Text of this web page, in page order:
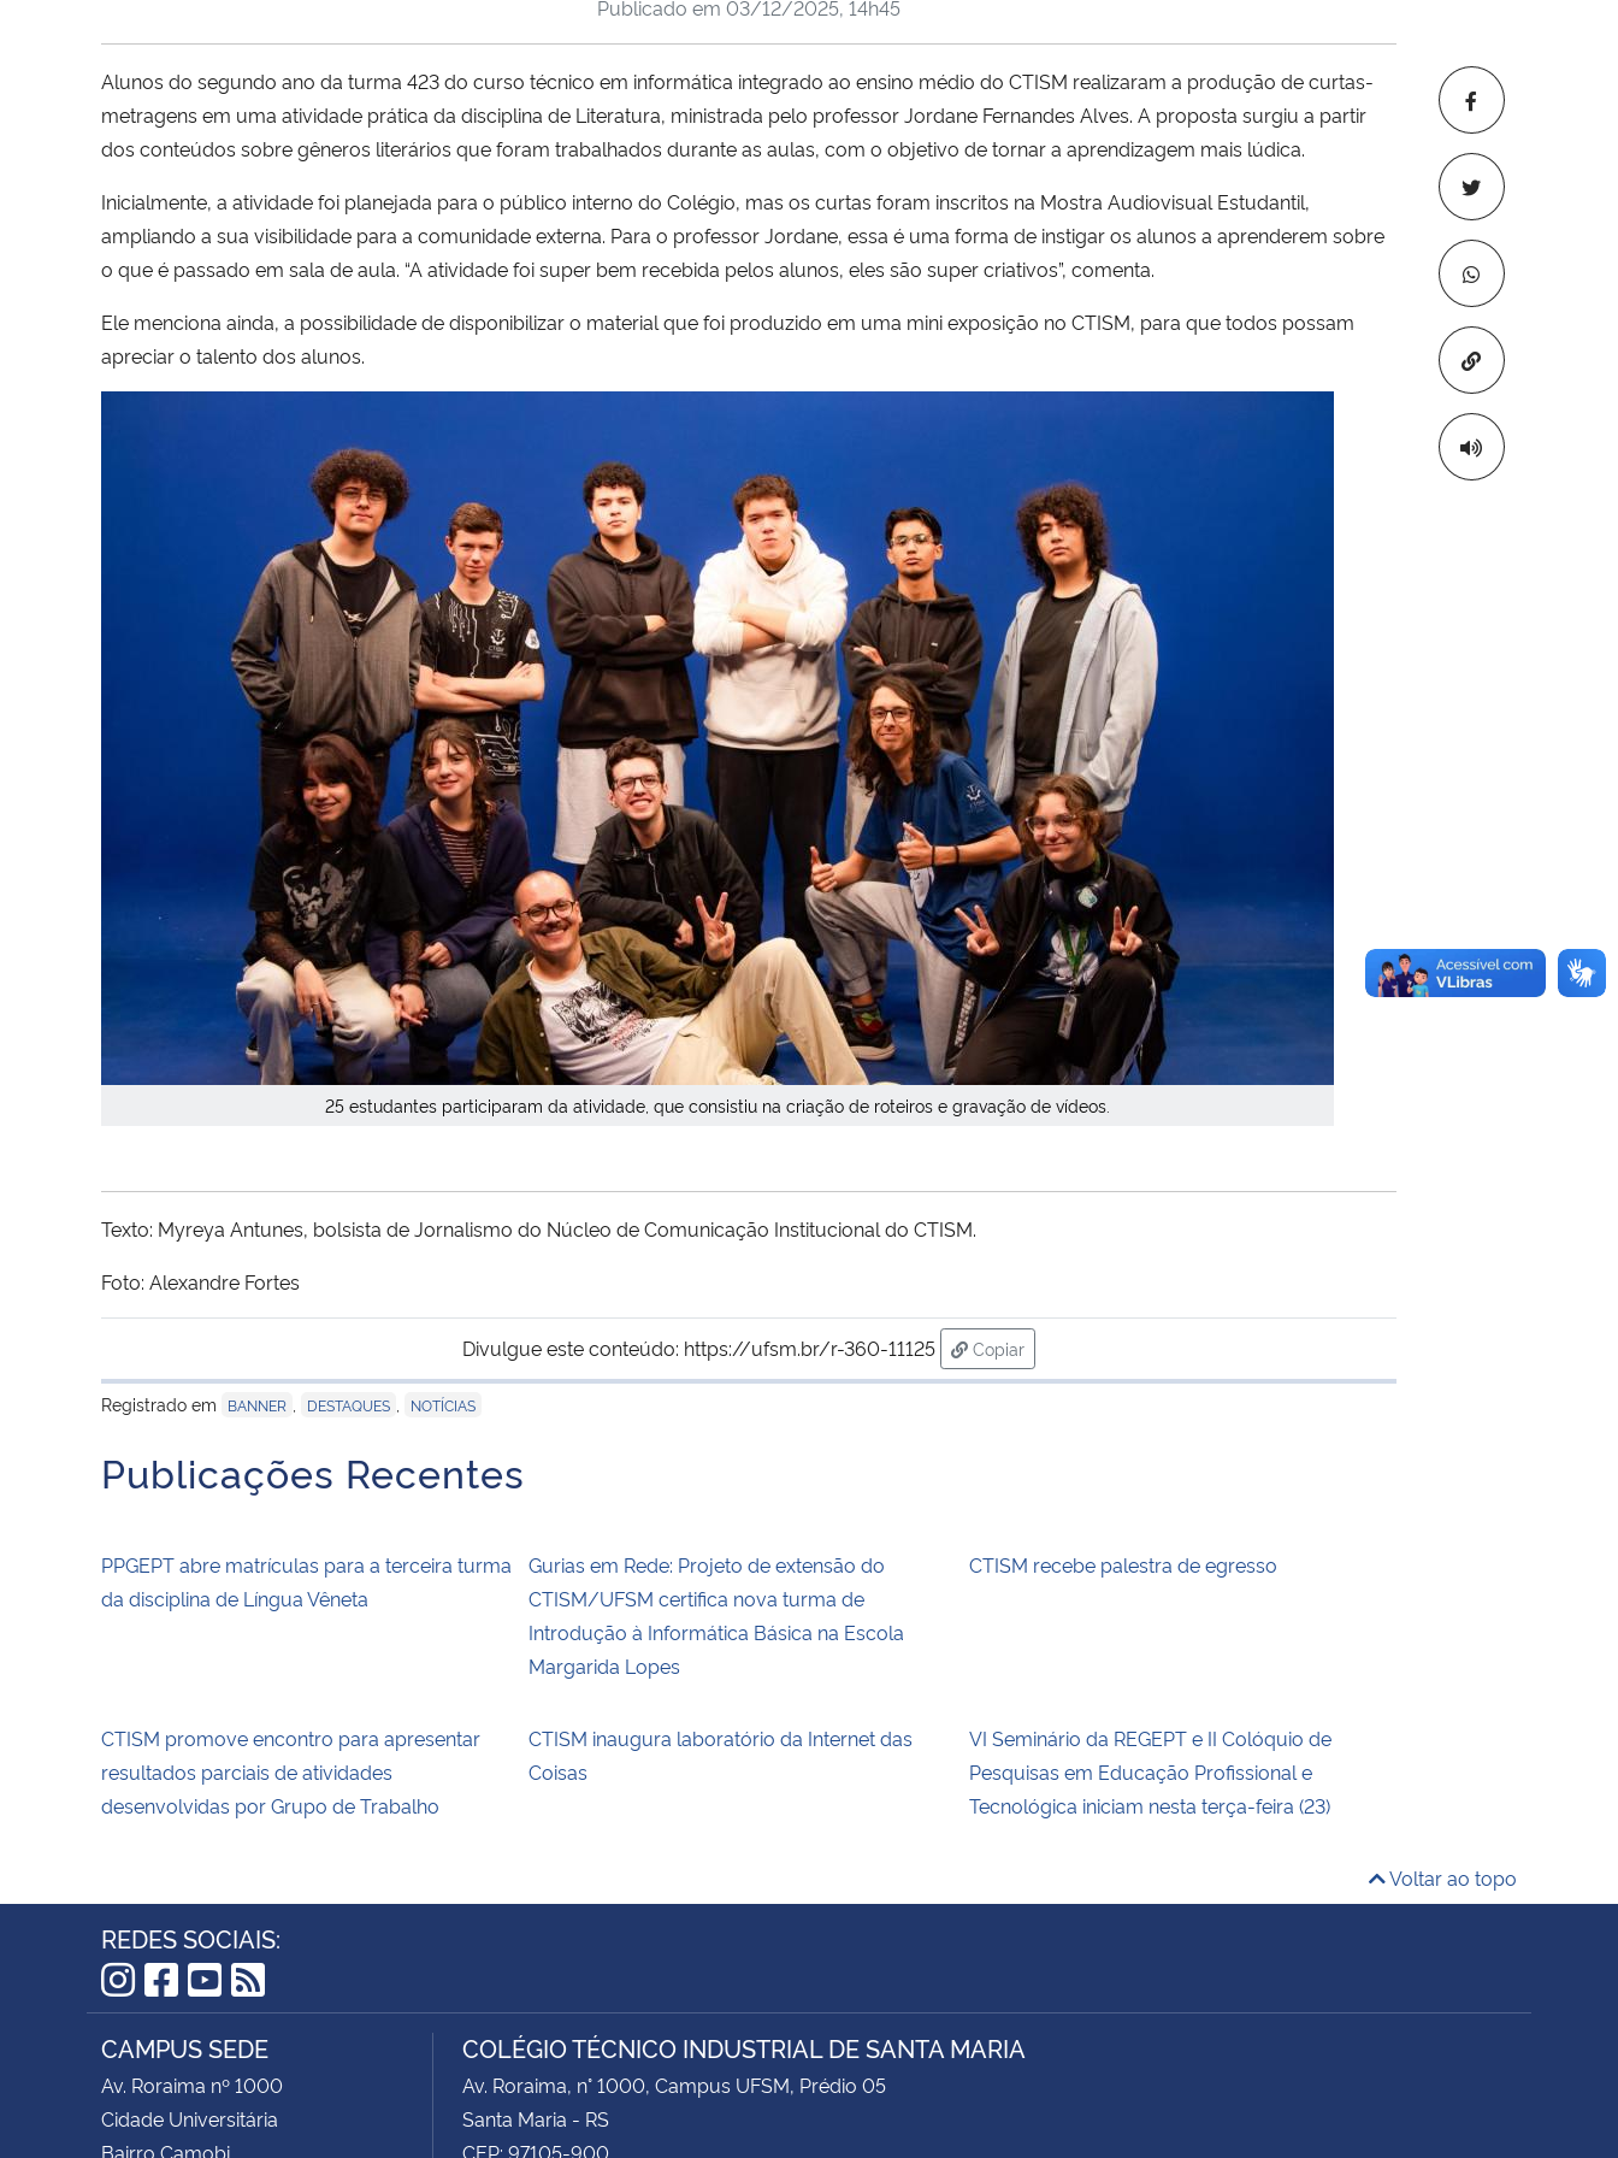
Copiar para
Publicado em 03/12/2025, 14h45
Alunos do segundo ano da turma 423 do curso técnico em informática integrado ao ensino médio do CTISM realizaram a produção de curtas-
metragens em uma atividade prática da disciplina de Literatura, ministrada pelo professor Jordane Fernandes Alves. A proposta surgiu a partir
dos conteúdos sobre gêneros literários que foram trabalhados durante as aulas, com o objetivo de tornar a aprendizagem mais lúdica.
Inicialmente, a atividade foi planejada para o público interno do Colégio, mas os curtas foram inscritos na Mostra Audiovisual Estudantil,
ampliando a sua visibilidade para a comunidade externa. Para o professor Jordane, essa é uma forma de instigar os alunos a aprenderem sobre
o que é passado em sala de aula. “A atividade foi super bem recebida pelos alunos, eles são super criativos”, comenta.
Ele menciona ainda, a possibilidade de disponibilizar o material que foi produzido em uma mini exposição no CTISM, para que todos possam
apreciar o talento dos alunos.
25 estudantes participaram da atividade, que consistiu na criação de roteiros e gravação de vídeos.
Texto: Myreya Antunes, bolsista de Jornalismo do Núcleo de Comunicação Institucional do CTISM.
Foto: Alexandre Fortes
Divulgue este conteúdo: https://ufsm.br/r-360-11125
Copiar
para área de transferência
Registrado em
BANNER DESTAQUES NOTÍCIAS
Publicações Recentes
PPGEPT abre matrículas para a terceira turma
da disciplina de Língua Vêneta
Gurias em Rede: Projeto de extensão do
CTISM/UFSM certifica nova turma de
Introdução à Informática Básica na Escola
Margarida Lopes
CTISM recebe palestra de egresso
CTISM promove encontro para apresentar
resultados parciais de atividades
desenvolvidas por Grupo de Trabalho
CTISM inaugura laboratório da Internet das
Coisas
VI Seminário da REGEPT e II Colóquio de
Pesquisas em Educação Profissional e
Tecnológica iniciam nesta terça-feira (23)
Voltar ao topo
REDES SOCIAIS:
Instagram
Facebook
YouTube
RSS
CAMPUS SEDE
Av. Roraima nº 1000
Cidade Universitária
Bairro Camobi
COLÉGIO TÉCNICO INDUSTRIAL DE SANTA MARIA
Av. Roraima, n° 1000, Campus UFSM, Prédio 05
Santa Maria - RS
CEP: 97105-900